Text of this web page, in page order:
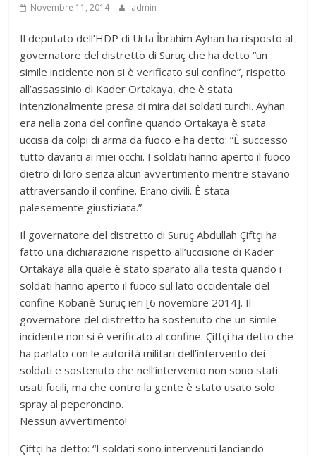
Novembre 11, 2014 admin
Il deputato dell’HDP di Urfa İbrahim Ayhan ha risposto al
governatore del distretto di Suruç che ha detto “un
simile incidente non si è verificato sul confine”, rispetto
all’assassinio di Kader Ortakaya, che è stata
intenzionalmente presa di mira dai soldati turchi. Ayhan
era nella zona del confine quando Ortakaya è stata
uccisa da colpi di arma da fuoco e ha detto: “È successo
tutto davanti ai miei occhi. I soldati hanno aperto il fuoco
dietro di loro senza alcun avvertimento mentre stavano
attraversando il confine. Erano civili. È stata
palesemente giustiziata.”
Il governatore del distretto di Suruç Abdullah Çiftçi ha
fatto una dichiarazione rispetto all’uccisione di Kader
Ortakaya alla quale è stato sparato alla testa quando i
soldati hanno aperto il fuoco sul lato occidentale del
confine Kobanê-Suruç ieri [6 novembre 2014]. Il
governatore del distretto ha sostenuto che un simile
incidente non si è verificato al confine. Çiftçi ha detto che
ha parlato con le autorità militari dell’intervento dei
soldati e sostenuto che nell’intervento non sono stati
usati fucili, ma che contro la gente è stato usato solo
spray al peperoncino.
Nessun avvertimento!
Çiftçi ha detto: “I soldati sono intervenuti lanciando